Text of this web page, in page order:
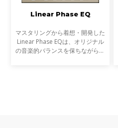
Linear Phase EQ
マスタリングから着想・開発した
Linear Phase EQは、オリジナル
の音楽的バランスを保ちながら位